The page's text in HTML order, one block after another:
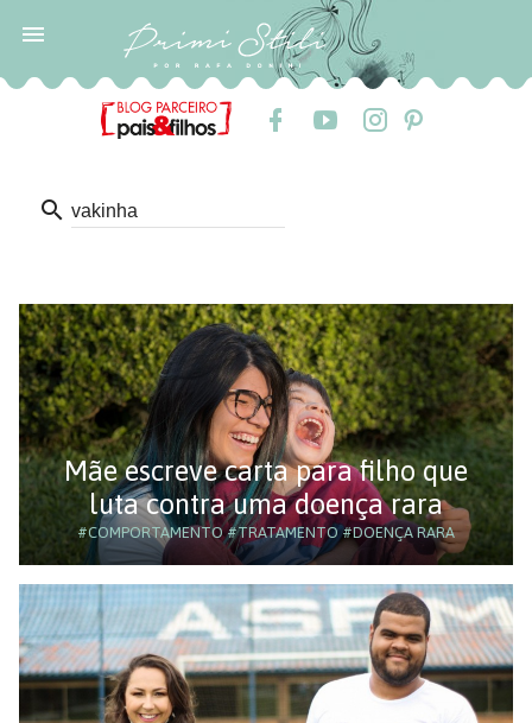

search
Mãe escreve carta para filho que
luta contra uma doença rara
#COMPORTAMENTO#TRATAMENTO#DOENÇA RARA